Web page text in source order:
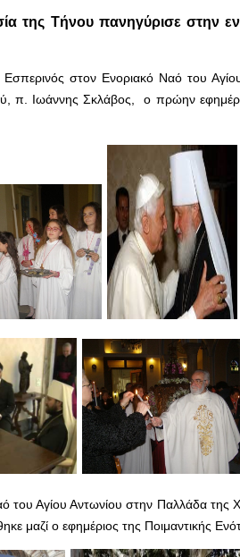
της Τήνου πανηγύρισε στην
στον Ενοριακό Ναό του
π. Ιωάννης Σκλάβος, ο πρώην
του Αγίου Αντωνίου στην Παλλάδα
μαζί ο εφημέριος της Ποιμαντικής